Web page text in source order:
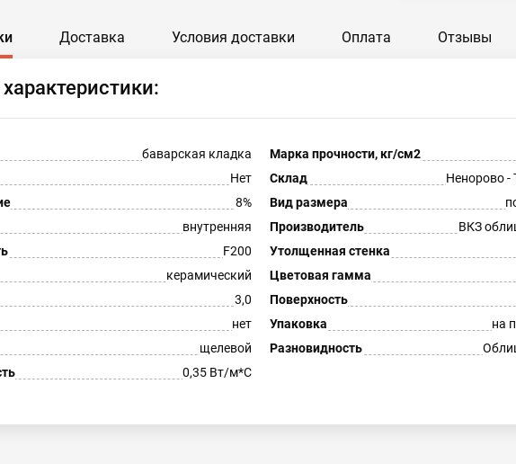
Доставка Условия доставки Оплата Отзывы
баварская кладка Марка прочности, кг/см2
Нет Склад
Ненорово -
8% Вид размера
внутренняя Производитель
ВКЗ
F200 Утолщенная стенка
керамический Цветовая гамма
3,0 Поверхность
нет Упаковка
на
щелевой Разновидность
0,35 Вт/м*С